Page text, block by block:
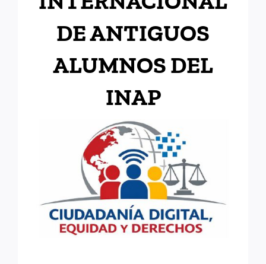
DE ANTIGUOS
ALUMNOS DEL
INAP